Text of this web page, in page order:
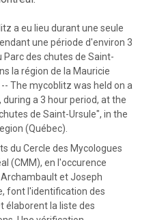
a eu lieu durant une seule
une période d'environ 3
Parc des chutes de Saint-
la région de la Mauricie
The mycoblitz was held on a
during a 3 hour period, at the
de Saint-Ursule", in the
(Québec).
du Cercle des Mycologues
(CMM), en l'occurence
et Joseph
font l'identification des
élaborent la liste des